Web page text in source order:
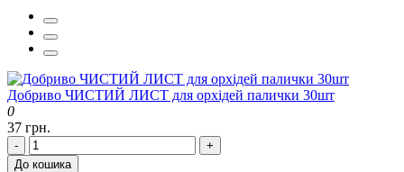
Добриво ЧИСТИЙ ЛИСТ для орхідей палички 30шт
0
37 грн.
-
+
До кошика